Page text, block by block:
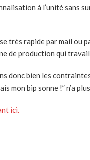
à l’unité sans
rapide par mail ou
de production qui
donc bien les
mon bip sonne !” n’a
ici.